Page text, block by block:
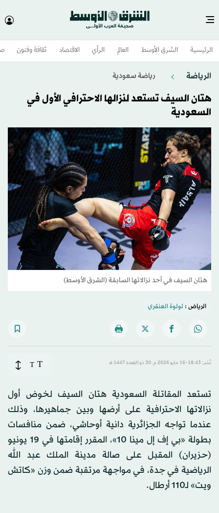
الرئيسية الشرق الأوسط​ العالم الرأي الاقتصاد ثقافة وفنون
الرياضة رياضة سعودية
هتان السيف تستعد لنزالها الاحترافي الأول في
السعودية
هتان السيف في أحد نزالاتها السابقة (الشرق الأوسط)
الرياض : لولوة العنقري
نُشر: 18:43-16 مايو 2026 م ـ 30 ذو القِعدة 1447 هـ T
T
تستعد المقاتلة السعودية هتان السيف لخوض أول
نزالاتها الاحترافية على أرضها وبين جماهيرها، وذلك
عندما تواجه الجزائرية دانية أوحاشي، ضمن منافسات
بطولة «بي إف إل مينا 10»، المقرر إقامتها في 19 يونيو
(حزيران) المقبل على صالة مدينة الملك عبد الله
الرياضية في جدة، في مواجهة مرتقبة ضمن وزن «كاتش
ويت» لـ110 أرطال.